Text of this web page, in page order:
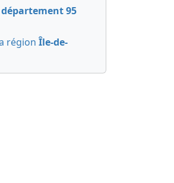
département 95
région Île-de-